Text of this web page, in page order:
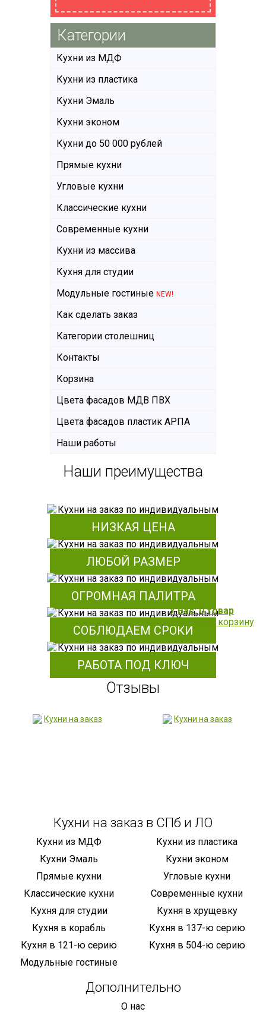
Категории
Кухни из МДФ
Кухни из пластика
Кухни Эмаль
Кухни эконом
Кухни до 50 000 рублей
Прямые кухни
Угловые кухни
Классические кухни
Современные кухни
Кухни из массива
Кухня для студии
Модульные гостиные NEW!
Как сделать заказ
Категории столешниц
Контакты
Корзина
Цвета фасадов МДВ ПВХ
Цвета фасадов пластик АРПА
Наши работы
Наши преимущества
НИЗКАЯ ЦЕНА
ЛЮБОЙ РАЗМЕР
ОГРОМНАЯ ПАЛИТРА
СОБЛЮДАЕМ СРОКИ
РАБОТА ПОД КЛЮЧ
Отзывы
У Вас: 0 товар
Перейти в корзину
Кухни на заказ в СПб и ЛО
Кухни из МДФ
Кухни из пластика
Кухни Эмаль
Кухни эконом
Прямые кухни
Угловые кухни
Классические кухни
Современные кухни
Кухня для студии
Кухня в хрущевку
Кухня в корабль
Кухня в 137-ю серию
Кухня в 121-ю серию
Кухня в 504-ю серию
Модульные гостиные
Дополнительно
О нас